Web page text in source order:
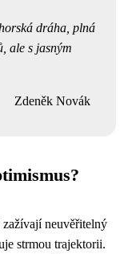
dráha, plná
ale s jasným
Zdeněk Novák
neuvěřitelný
strmou trajektorii.